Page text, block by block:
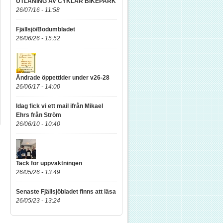
26/07/16 - 11:58
Fjällsjö/Bodumbladet
26/06/26 - 15:52
Ändrade öppettider under v26-28
26/06/17 - 14:00
Idag fick vi ett mail ifrån Mikael
Ehrs från Ström
26/06/10 - 10:40
Tack för uppvaktningen
26/05/26 - 13:49
Senaste Fjällsjöbladet finns att läsa
26/05/23 - 13:24